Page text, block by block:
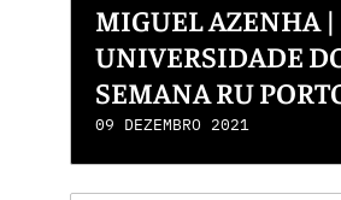
MIGUEL AZENHA |
UNIVERSIDADE
SEMANA RU
09 DEZEMBRO 2021